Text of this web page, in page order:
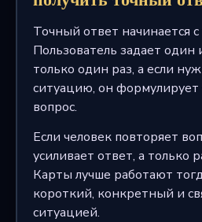
Точный ответ начинается с
Пользователь задает один
только один раз, а если
ситуацию, он
вопрос.
Если человек повторяет
усиливает ответ, а только
Карты лучше работают
короткий, конкретный и
ситуацией.